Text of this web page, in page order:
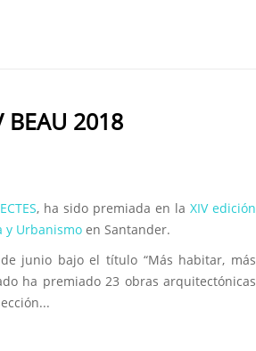
BEAU 2018
, ha sido premiada en laXIV edición
y Urbanismoen Santander.
junio bajo el título “Más habitar, más
ha premiado 23 obras arquitectónicas